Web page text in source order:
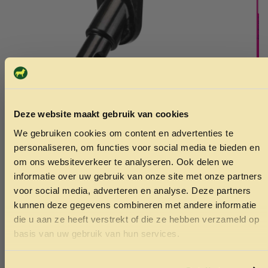
Deze website maakt gebruik van cookies
We gebruiken cookies om content en advertenties te
personaliseren, om functies voor social media te bieden en
om ons websiteverkeer te analyseren. Ook delen we
informatie over uw gebruik van onze site met onze partners
voor social media, adverteren en analyse. Deze partners
kunnen deze gegevens combineren met andere informatie
die u aan ze heeft verstrekt of die ze hebben verzameld op
basis van uw gebruik van hun services.
Fietskar verbindingsstuk
9.95
Toevoegen aan winkelwagen
6 stuks
3.55
ONTVANG 5% KORTING OP
JE EERSTE BESTELLING!
Ontvang korting
Door je in te schrijven ga je akkoord met het ontvangen van